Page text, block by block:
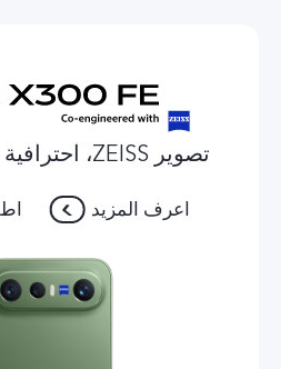
تصوير ZEISS، احترافية بتصميم ذكي.
اعرف المزيد